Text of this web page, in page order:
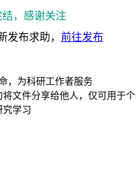
，感谢关注
发布求助， 前往发布
，为科研工作者服务
文件分享给他人，仅可用于个
究学习